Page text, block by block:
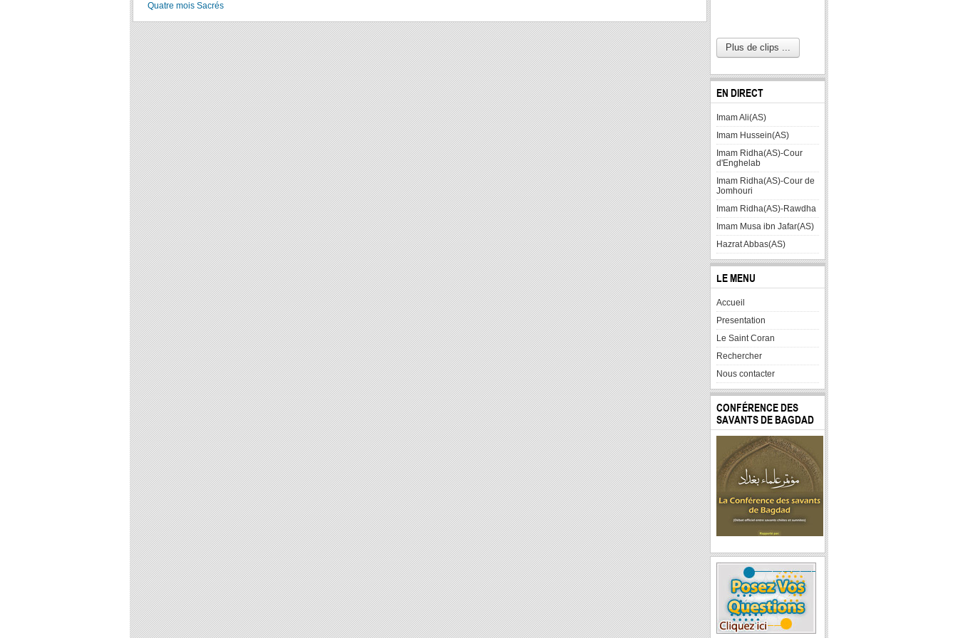
Quatre mois Sacrés
Plus de clips ...
EN DIRECT
Imam Ali(AS)
Imam Hussein(AS)
Imam Ridha(AS)-Cour
d'Enghelab
Imam Ridha(AS)-Cour de
Jomhouri
Imam Ridha(AS)-Rawdha
Imam Musa ibn Jafar(AS)
Hazrat Abbas(AS)
LE MENU
Accueil
Presentation
Le Saint Coran
Rechercher
Nous contacter
CONFÉRENCE DES
SAVANTS DE BAGDAD